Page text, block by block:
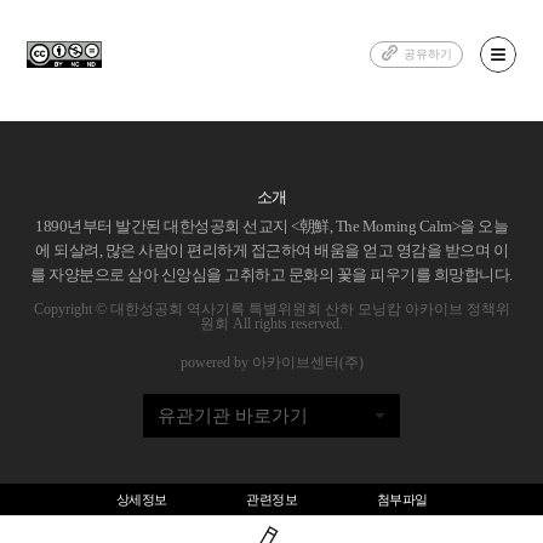
공유하기
상세정보 관련정보 첨부파일
소개
1890년부터 발간된 대한성공회 선교지 <朝鮮, The Morning Calm>을 오늘
에 되살려, 많은 사람이 편리하게 접근하여 배움을 얻고 영감을 받으며 이
를 자양분으로 삼아 신앙심을 고취하고 문화의 꽃을 피우기를 희망합니다.
Copyright © 대한성공회 역사기록 특별위원회 산하 모닝캄 아카이브 정책위
원회 All rights reserved.
powered by 아카이브센터(주)
유관기관 바로가기